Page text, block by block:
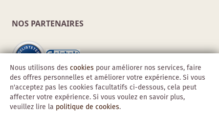
NOS PARTENAIRES
Nous utilisons des cookies pour améliorer nos services, faire
des offres personnelles et améliorer votre expérience. Si vous
n'acceptez pas les cookies facultatifs ci-dessous, cela peut
affecter votre expérience. Si vous voulez en savoir plus,
veuillez lire la politique de cookies.